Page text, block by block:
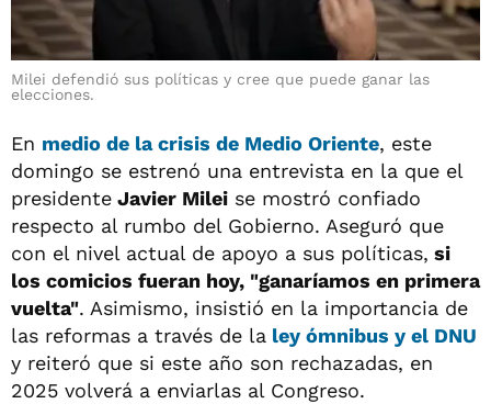
Milei defendió sus políticas y cree que puede ganar las
elecciones.
En medio de la crisis de Medio Oriente, este
domingo se estrenó una entrevista en la que el
presidente Javier Milei se mostró confiado
respecto al rumbo del Gobierno. Aseguró que
con el nivel actual de apoyo a sus políticas, si
los comicios fueran hoy, "ganaríamos en primera
vuelta". Asimismo, insistió en la importancia de
las reformas a través de la ley ómnibus y el DNU
y reiteró que si este año son rechazadas, en
2025 volverá a enviarlas al Congreso.